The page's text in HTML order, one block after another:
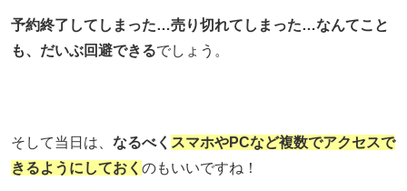
予約終了してしまった…売り切れてしまった…なんてこと
も、だいぶ回避できるでしょう。
そして当日は、 なるべく スマホやPCなど複数でアクセスで
きるようにしておく のもいいですね！